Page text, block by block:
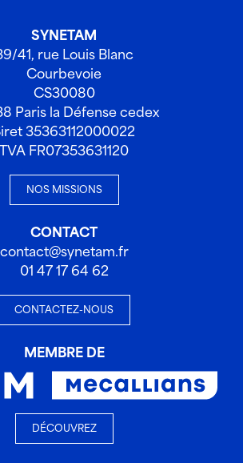
SYNETAM
41, rue Louis Blanc
Courbevoie
CS30080
Paris la Défense cedex
35363112000022
TVA FR07353631120
NOS MISSIONS
CONTACT
contact@synetam.fr
01 47 17 64 62
CONTACTEZ-NOUS
MEMBRE DE
DÉCOUVREZ